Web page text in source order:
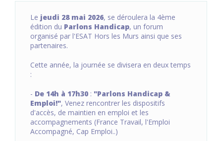
Le jeudi 28 mai 2026, se déroulera la 4ème
édition du Parlons Handicap, un forum
organisé par l'ESAT Hors les Murs ainsi que ses
partenaires.
Cette année, la journée se divisera en deux temps
:
- De 14h à 17h30 : "Parlons Handicap &
Emploi!", Venez rencontrer les dispositifs
d'accès, de maintien en emploi et les
accompagnements (France Travail, l'Emploi
Accompagné, Cap Emploi..)